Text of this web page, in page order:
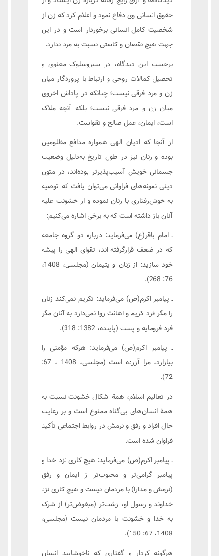
حقوق انسانی وی دفاع نمود و اعلام کرد که زن از
شخصیت کامل انسانی برخوردار است و در این
جهت هیچ نقصان و کاستی نسبت به مرد ندارد.
برحسب این دیدگاه، در سیروسلوک معنوی و
تحصیل کمالات روحی و ارتباط با پروردگار میان
زن و مرد فرقی نیست؛ چنانکه در پاداش اخروی
میان زن و مرد فرقی نیست؛ بلکه آنچه ملاک
است، ایمان، عمل صالح و تقواست.
از آنجا که ادیان الهی همواره مدافع مظلومین
بوده و زنان نیز در طول تاریخ به‌دلیل وضعیت
جسمانی خویش آسیب‌پذیرتر بوده‌اند، در متون
دینی نمونه‌های فراوانی می‌توان یافت که توصیه
به خوش‌رفتاری با زنان نموده و از خشونت علیه
آنان باز داشته است که به برخی اشاره می‌کنیم:
ـ امام باقر(ع) می‌فرماید: درباره دو گروه جامعه
که در ضعف قرارگرفته اند، تقوای الهی را پیشه
خود سازید: از زنان و یتیمان (مجلسی، 1408،
76: 268).
ـ پیامبر اکرم(ص) می‌فرماید: تکریم نمی‌کند زنان
را مگر فرد کریم و اهانت روا نمی‌دارد به آنان مگر
فرد فرومایه و پست (پاینده، 1382: 318).
ـ پیامبر اکرم(ص) می‌فرماید: هرکه مؤمنی را
بیازارد، مرا آزرده است (مجلسی، 1408 ، 67:
72).
در تعالیم اسلام، همة اشکال خشونت نسبت به
همة انسان‌های بی‌گناه ممنوع است و بر رعایت
حال افراد و رفق و نرمش در روابط اجتماعی تأکید
فراوان شده است.
ـ پیامبر اکرم(ص) می‌فرماید: هیچ کاری نزد خدا و
پیامبر گرامی‌تر و محبوب‌تر از ایمان و رفق
(نرمش و مدارا) با مردمان نیست و هیچ کاری نزد
خداوند و رسول او، زشت‌تر (مبغوض‌تر) از شرک
به خدا و خشونت با مردمان نیست (مجلسی،
1408، 67: 150).
هرگونه کردار و گفتاری که ناخوشایند انسان